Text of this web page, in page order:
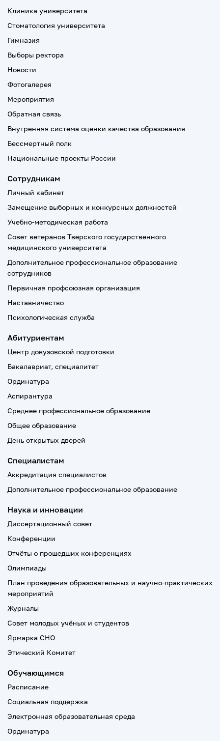
Клиника университета
Стоматология университета
Гимназия
Выборы ректора
Новости
Фотогалерея
Мероприятия
Обратная связь
Внутренняя система оценки качества образования
Бессмертный полк
Национальные проекты России
Сотрудникам
Личный кабинет
Замещение выборных и конкурсных должностей
Учебно-методическая работа
Совет ветеранов Тверского государственного
медицинского университета
Дополнительное профессиональное образование
сотрудников
Первичная профсоюзная организация
Наставничество
Психологическая служба
Абитуриентам
Центр довузовской подготовки
Бакалавриат, специалитет
Ординатура
Аспирантура
Среднее профессиональное образование
Общее образование
День открытых дверей
Специалистам
Аккредитация специалистов
Дополнительное профессиональное образование
Наука и инновации
Диссертационный совет
Конференции
Отчёты о прошедших конференциях
Олимпиады
План проведения образовательных и научно-практических
мероприятий
Журналы
Совет молодых учёных и студентов
Ярмарка СНО
Этический Комитет
Обучающимся
Расписание
Социальная поддержка
Электронная образовательная среда
Ординатура